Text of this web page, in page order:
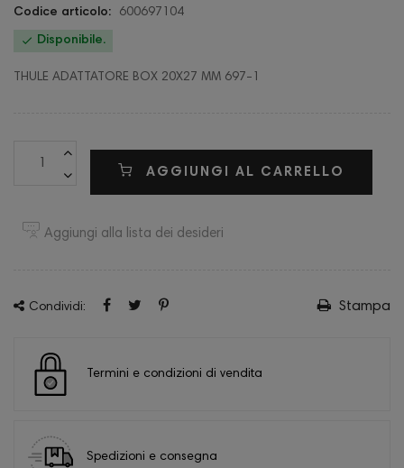
Codice articolo:
600697104
 Disponibile.
THULE ADATTATORE BOX 20X27 MM 697-1
AGGIUNGI AL CARRELLO
Aggiungi alla lista dei desideri
Condividi: Stampa
Termini e condizioni di vendita
Spedizioni e consegna